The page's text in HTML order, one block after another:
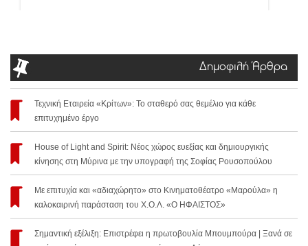
Δημοφιλή Άρθρα
Τεχνική Εταιρεία «Κρίτων»: Το σταθερό σας θεμέλιο για κάθε
επιτυχημένο έργο
House of Light and Spirit: Νέος χώρος ευεξίας και δημιουργικής
κίνησης στη Μύρινα με την υπογραφή της Σοφίας Ρουσοπούλου
Με επιτυχία και «αδιαχώρητο» στο Κινηματοθέατρο «Μαρούλα» η
καλοκαιρινή παράσταση του Χ.Ο.Λ. «Ο ΗΦΑΙΣΤΟΣ»
Σημαντική εξέλιξη: Επιστρέφει η πρωτοβουλία Μπουμπούρα | Ξανά σε